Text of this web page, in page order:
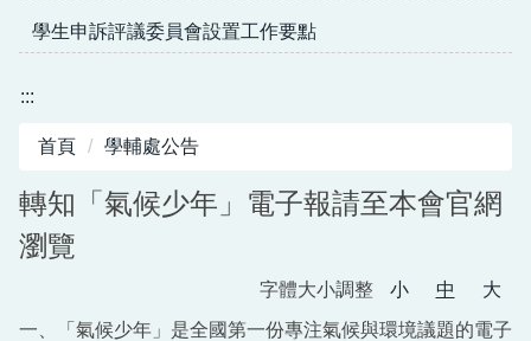
學生申訴評議委員會設置工作要點
:::
首頁 學輔處公告
轉知「氣候少年」電子報請至本會官網
瀏覽
字體大小調整 小 中
大
一、「氣候少年」是全國第一份專注氣候與環境議題的電子